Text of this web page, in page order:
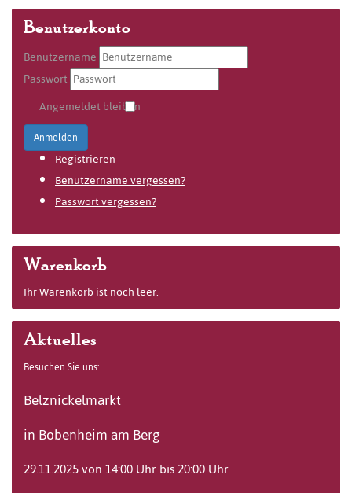
Benutzerkonto
Benutzername
Passwort
Angemeldet bleiben
Anmelden
Registrieren
Benutzername vergessen?
Passwort vergessen?
Warenkorb
Ihr Warenkorb ist noch leer.
Aktuelles
Besuchen Sie uns:
Belznickelmarkt
in Bobenheim am Berg
29.11.2025 von 14:00 Uhr bis 20:00 Uhr